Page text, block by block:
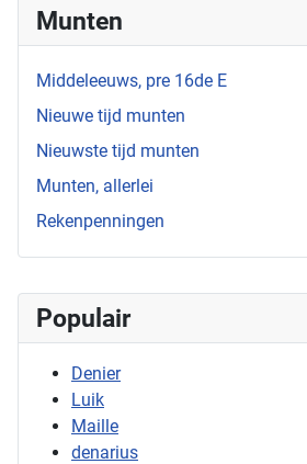
Populair
Denier
Luik
Maille
denarius
Munten
Middeleeuws, pre 16de E
Nieuwe tijd munten
Nieuwste tijd munten
Munten, allerlei
Rekenpenningen